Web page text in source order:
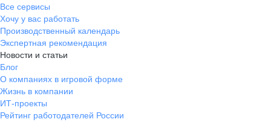
Все сервисы
Хочу у вас работать
Производственный календарь
Экспертная рекомендация
Новости и статьи
Блог
О компаниях в игровой форме
Жизнь в компании
ИТ-проекты
Рейтинг работодателей России